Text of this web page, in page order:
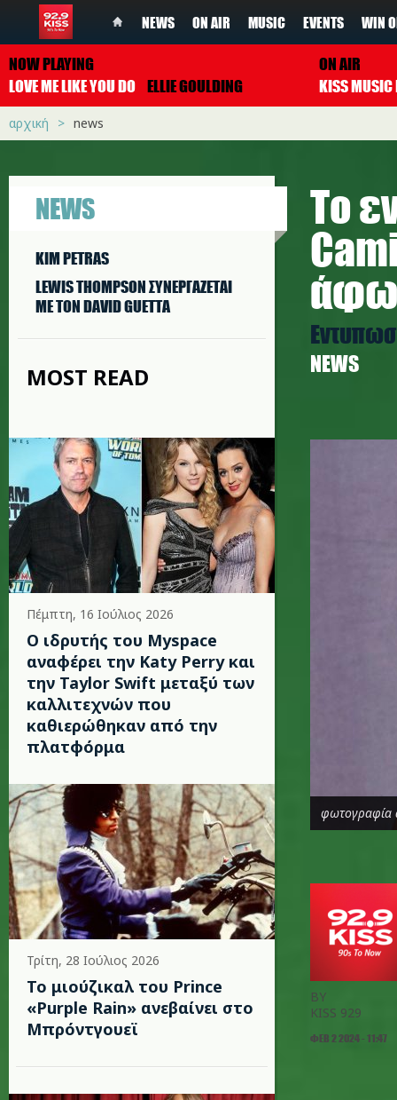
NEWS ON AIR MUSIC EVENTS WIN
NOW PLAYING
LOVE ME LIKE YOU DO ELLIE GOULDING
ON AIR
αρχική news
NEWS
KIM PETRAS
LEWIS THOMPSON ΣΥΝΕΡΓAΖΕΤΑΙ
ΜΕ ΤΟΝ DAVID GUETTA
MOST READ
Πέμπτη, 16 Ιούλιος 2026
Ο ιδρυτής του Myspace
αναφέρει την Katy Perry και
την Taylor Swift μεταξύ των
καλλιτεχνών που
καθιερώθηκαν από την
πλατφόρμα
Τρίτη, 28 Ιούλιος 2026
Το μιούζικαλ του Prince
«Purple Rain» ανεβαίνει στο
Μπρόντγουεϊ
Το
NEWS
c.jpg
φωτογραφία
BY
KISS 929
ΦΕΒ 2 2024 - 11:47